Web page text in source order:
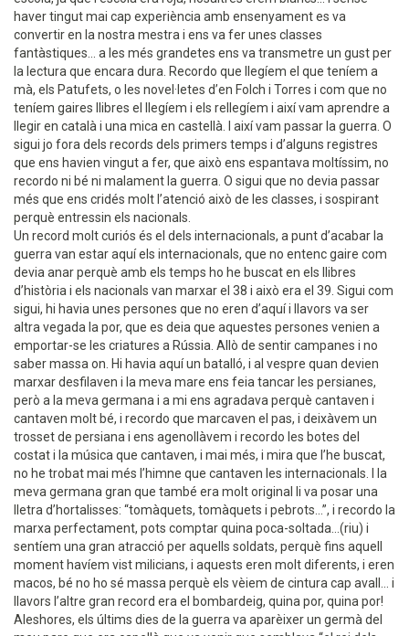
haver tingut mai cap experiència amb ensenyament es va
convertir en la nostra mestra i ens va fer unes classes
fantàstiques... a les més grandetes ens va transmetre un gust per
la lectura que encara dura. Recordo que llegíem el que teníem a
mà, els Patufets, o les novel·letes d’en Folch i Torres i com que no
teníem gaires llibres el llegíem i els rellegíem i així vam aprendre a
llegir en català i una mica en castellà. I així vam passar la guerra. O
sigui jo fora dels records dels primers temps i d’alguns registres
que ens havien vingut a fer, que això ens espantava moltíssim, no
recordo ni bé ni malament la guerra. O sigui que no devia passar
més que ens cridés molt l’atenció això de les classes, i sospirant
perquè entressin els nacionals.
Un record molt curiós és el dels internacionals, a punt d’acabar la
guerra van estar aquí els internacionals, que no entenc gaire com
devia anar perquè amb els temps ho he buscat en els llibres
d’història i els nacionals van marxar el 38 i això era el 39. Sigui com
sigui, hi havia unes persones que no eren d’aquí i llavors va ser
altra vegada la por, que es deia que aquestes persones venien a
emportar-se les criatures a Rússia. Allò de sentir campanes i no
saber massa on. Hi havia aquí un batalló, i al vespre quan devien
marxar desfilaven i la meva mare ens feia tancar les persianes,
però a la meva germana i a mi ens agradava perquè cantaven i
cantaven molt bé, i recordo que marcaven el pas, i deixàvem un
trosset de persiana i ens agenollàvem i recordo les botes del
costat i la música que cantaven, i mai més, i mira que l’he buscat,
no he trobat mai més l’himne que cantaven les internacionals. I la
meva germana gran que també era molt original li va posar una
lletra d’hortalisses: “tomàquets, tomàquets i pebrots...”, i recordo la
marxa perfectament, pots comptar quina poca-soltada...(riu) i
sentíem una gran atracció per aquells soldats, perquè fins aquell
moment havíem vist milicians, i aquests eren molt diferents, i eren
macos, bé no ho sé massa perquè els vèiem de cintura cap avall... i
llavors l’altre gran record era el bombardeig, quina por, quina por!
Aleshores, els últims dies de la guerra va aparèixer un germà del